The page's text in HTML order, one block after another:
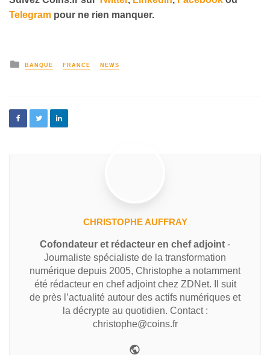
Telegram pour ne rien manquer.
BANQUE FRANCE NEWS
CHRISTOPHE AUFFRAY
Cofondateur et rédacteur en chef adjoint -
Journaliste spécialiste de la transformation
numérique depuis 2005, Christophe a notamment
été rédacteur en chef adjoint chez ZDNet. Il suit
de près l’actualité autour des actifs numériques et
la décrypte au quotidien. Contact :
christophe@coins.fr